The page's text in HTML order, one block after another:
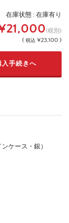
在庫状態 : 在庫有り
(税別)
( 税込 ¥23,100 )
ケース・銀）